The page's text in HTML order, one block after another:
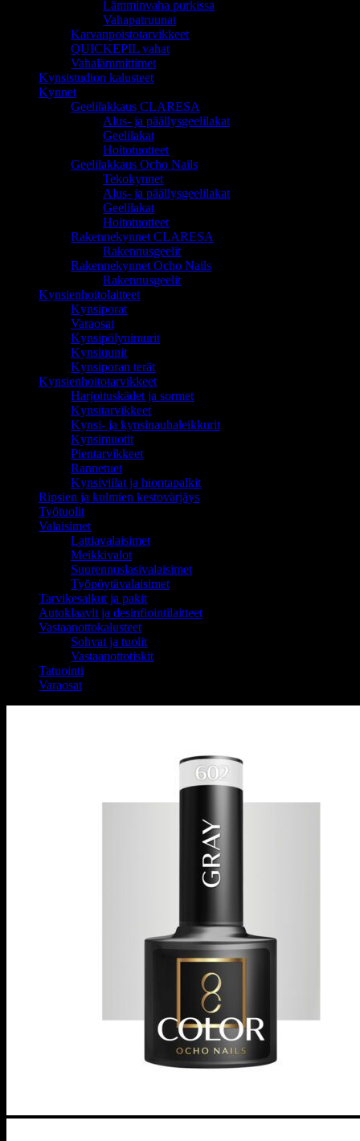
Lämminvaha purkissa
Vahapatruunat
Karvanpoistotarvikkeet
QUICKEPIL vahat
Vahalämmittimet
Kynsistudion kalusteet
Kynnet
Geelilakkaus CLARESA
Alus- ja päällysgeelilakat
Geelilakat
Hoitotuotteet
Geelilakkaus Ocho Nails
Tekokynnet
Alus- ja päällysgeelilakat
Geelilakat
Hoitotuotteet
Rakennekynnet CLARESA
Rakennusgeelit
Rakennekynnet Ocho Nails
Rakennusgeelit
Kynsienhoitolaitteet
Kynsiporat
Varaosat
Kynsipölynimurit
Kynsiuunit
Kynsiporan terät
Kynsienhoitotarvikkeet
Harjoituskädet ja sormet
Kynsitarvikkeet
Kynsi- ja kynsinauhaleikkurit
Kynsimuotit
Pientarvikkeet
Rannetuet
Kynsiviilat ja hiontapalkit
Ripsien ja kulmien kestovärjäys
Työtuolit
Valaisimet
Lattiavalaisimet
Meikkivalot
Suurennuslasivalaisimet
Työpöytävalaisimet
Tarvikesalkut ja pakit
Autoklaavit ja desinfiointilaitteet
Vastaanottokalusteet
Sohvat ja tuolit
Vastaanottotiskit
Tatuointi
Varaosat